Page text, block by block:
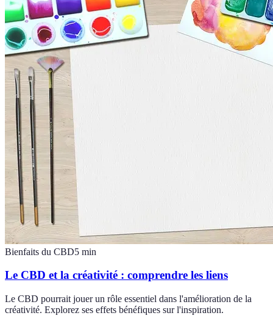
Bienfaits du CBD5 min
Le CBD et la créativité : comprendre les liens
Le CBD pourrait jouer un rôle essentiel dans l'amélioration de la
créativité. Explorez ses effets bénéfiques sur l'inspiration.